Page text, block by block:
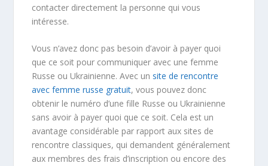
contacter directement la personne qui vous
intéresse.
Vous n’avez donc pas besoin d’avoir à payer quoi
que ce soit pour communiquer avec une femme
Russe ou Ukrainienne. Avec un site de rencontre
avec femme russe gratuit, vous pouvez donc
obtenir le numéro d’une fille Russe ou Ukrainienne
sans avoir à payer quoi que ce soit. Cela est un
avantage considérable par rapport aux sites de
rencontre classiques, qui demandent généralement
aux membres des frais d’inscription ou encore des